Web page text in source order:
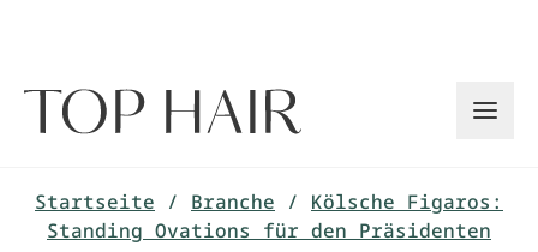
Startseite / Branche / Kölsche Figaros:
Standing Ovations für den Präsidenten